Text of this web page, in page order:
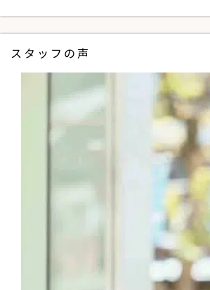
スタッフの声